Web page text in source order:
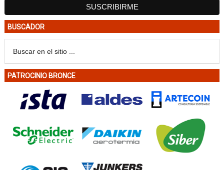
BUSCADOR
PATROCINIO BRONCE